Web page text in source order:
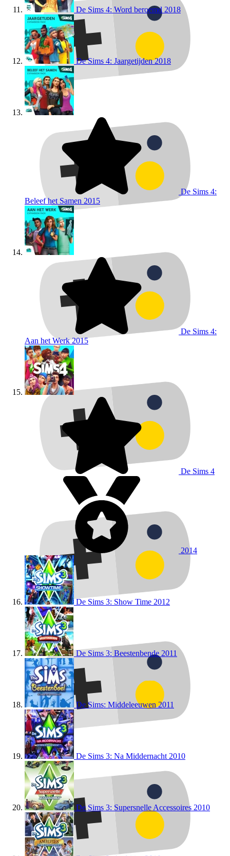
De Sims 4: Word beroemd 2018
De Sims 4: Jaargetijden2018
De Sims 4:
Beleef het Samen 2015
De Sims 4:
Aan het Werk2015
De Sims 4
2014
De Sims 3: Show Time 2012
De Sims 3: Beestenbende 2011
De Sims: Middeleeuwen2011
De Sims 3: Na Middernacht 2010
De Sims 3: Supersnelle Accessoires 2010